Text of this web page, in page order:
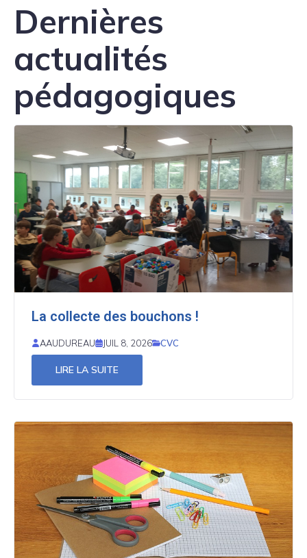
Dernières
actualités
pédagogiques
La collecte des bouchons !
AAUDUREAU JUIL 8, 2026 CVC
LIRE LA SUITE